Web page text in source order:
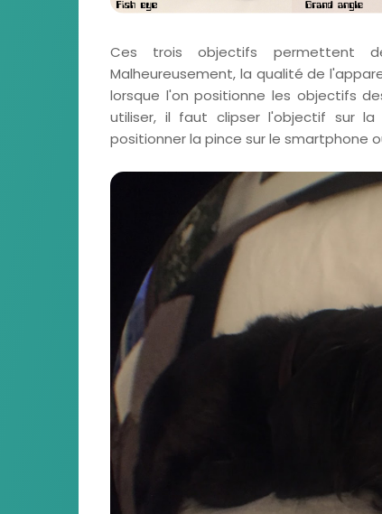
Ces trois objectifs permettent
Malheureusement, la qualité de
lorsque l'on positionne les objectifs
utiliser, il faut clipser l'objectif sur
positionner la pince sur le smartphone